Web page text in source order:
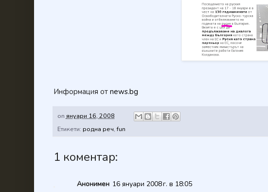
Информация отnews.bg
on януари 16, 2008
Етикети: родна реч,fun
1 коментар:
Анонимен 16 януари 2008 г. в 18:05